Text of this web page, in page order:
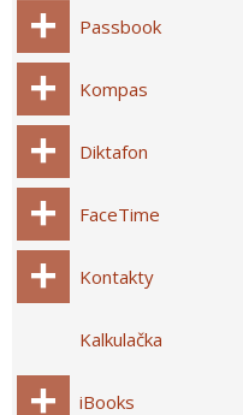
Passbook
Kompas
Diktafon
FaceTime
Kontakty
Kalkulačka
iBooks